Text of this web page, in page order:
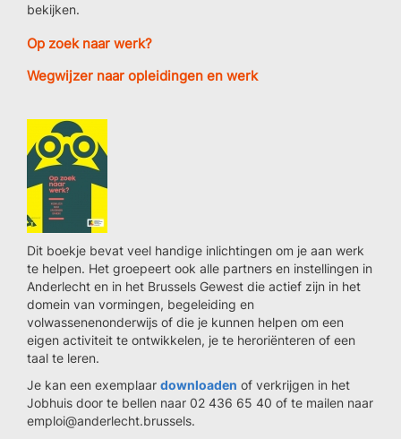
bekijken.
Op zoek naar werk?
Wegwijzer naar opleidingen en werk
Dit boekje bevat veel handige inlichtingen om je aan werk
te helpen. Het groepeert ook alle partners en instellingen in
Anderlecht en in het Brussels Gewest die actief zijn in het
domein van vormingen, begeleiding en
volwassenenonderwijs of die je kunnen helpen om een
eigen activiteit te ontwikkelen, je te heroriënteren of een
taal te leren.
Je kan een exemplaar downloaden of verkrijgen in het
Jobhuis door te bellen naar 02 436 65 40 of te mailen naar
emploi@anderlecht.brussels.